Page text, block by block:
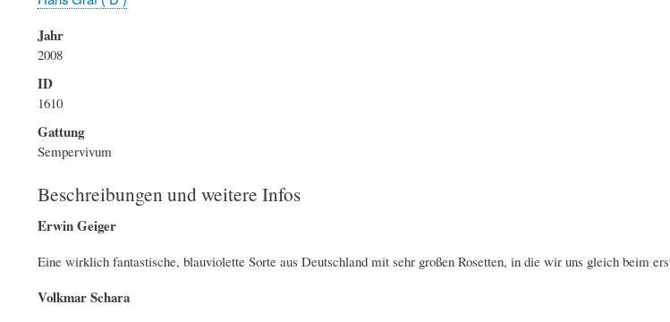
Jahr
2008
ID
1610
Gattung
Sempervivum
Beschreibungen und weitere Infos
Erwin Geiger
Eine wirklich fantastische, blauviolette Sorte aus Deutschland mit sehr großen Rosetten, in die wir uns gleich beim
Volkmar Schara